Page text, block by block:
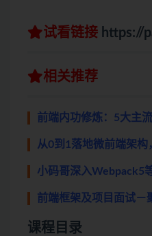
试看链接 https://
相关推荐
前端内功修炼：5大主
从0到1落地微前端架构
小码哥深入Webpack5
前端框架及项目面试－
课程目录